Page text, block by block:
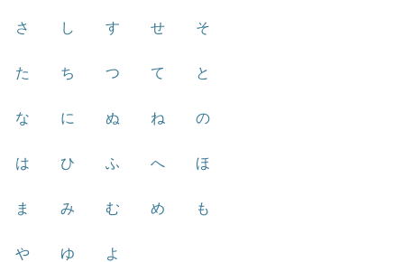
さ し す せ そ
た ち つ て と
な に ぬ ね の
は ひ ふ へ ほ
ま み む め も
や ゆ よ